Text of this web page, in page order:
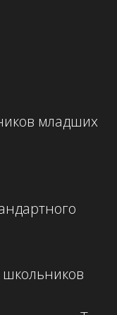
младших